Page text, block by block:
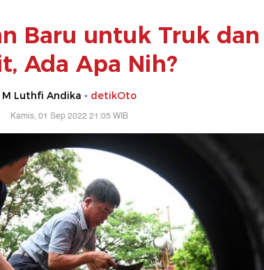
Baru untuk Truk dan
Ada Apa Nih?
M Luthfi Andika - detikOto
Kamis, 01 Sep 2022 21:05 WIB